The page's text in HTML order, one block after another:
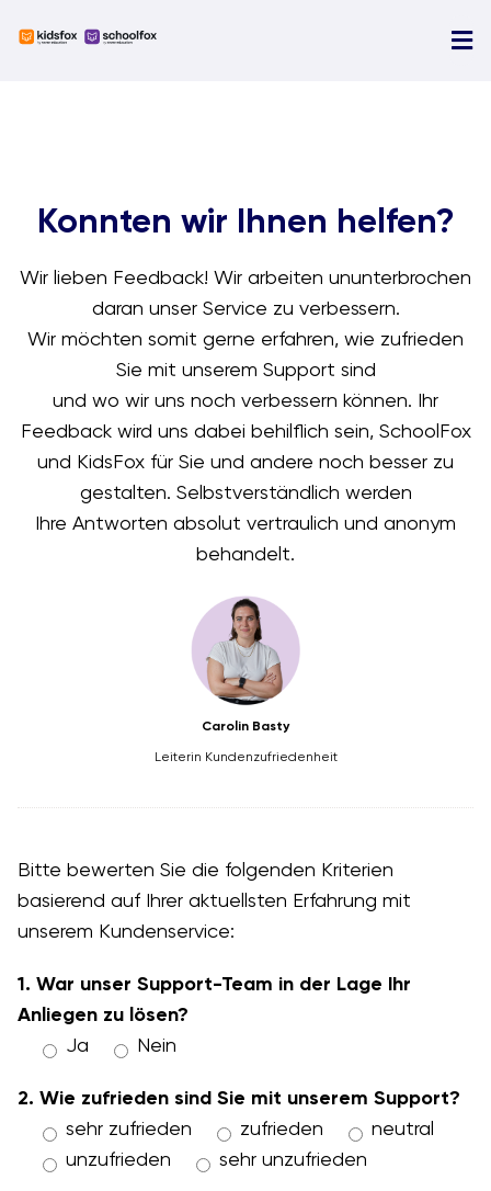
Konnten wir Ihnen helfen?
Wir lieben Feedback! Wir arbeiten ununterbrochen
daran unser Service zu verbessern.
Wir möchten somit gerne erfahren, wie zufrieden
Sie mit unserem Support sind
und wo wir uns noch verbessern können. Ihr
Feedback wird uns dabei behilflich sein, SchoolFox
und KidsFox für Sie und andere noch besser zu
gestalten. Selbstverständlich werden
Ihre Antworten absolut vertraulich und anonym
behandelt.
Carolin Basty
Leiterin Kundenzufriedenheit
Bitte bewerten Sie die folgenden Kriterien
basierend auf Ihrer aktuellsten Erfahrung mit
unserem Kundenservice:
1. War unser Support-Team in der Lage Ihr
Anliegen zu lösen?
Ja Nein
2. Wie zufrieden sind Sie mit unserem Support?
sehr zufrieden zufrieden
neutral
unzufrieden
sehr unzufrieden